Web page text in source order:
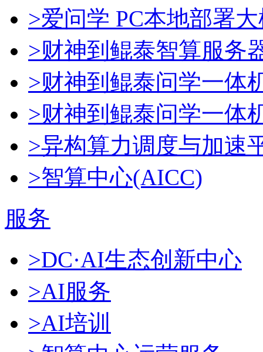
>爱问学 PC本地部署
>财神到鲲泰智算服务
>财神到鲲泰问学一体
>财神到鲲泰问学一体
>异构算力调度与加速
>智算中心(AICC)
服务
>DC·AI生态创新中心
>AI服务
>AI培训